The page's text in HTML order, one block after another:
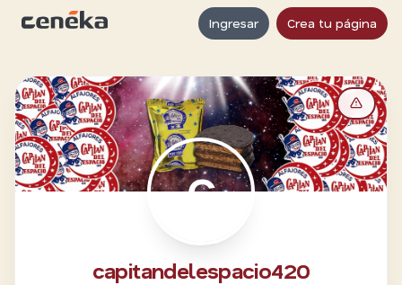
Ingresar Crea tu página
C
capitandelespacio420